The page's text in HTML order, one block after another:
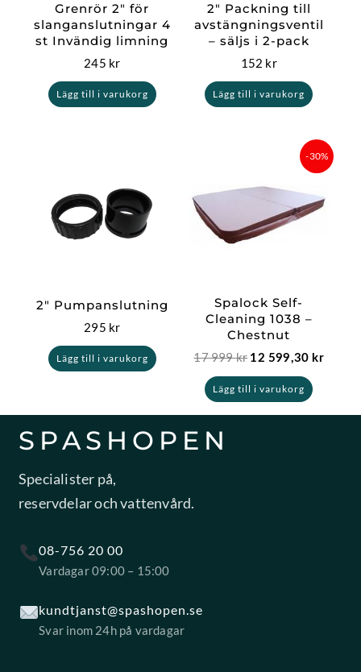
Grenrör 2″ för
slanganslutningar 4
st Invändig limning
245 kr
Lägg till i varukorg
2″ Packning till
avstängningsventil
– säljs i 2-pack
152 kr
Lägg till i varukorg
2″ Pumpanslutning
295 kr
Lägg till i varukorg
-30%
Spalock Self-
Cleaning 1038 –
Chestnut
17 999kr
ursprungliga
var:
999 kr.
12 599,30 kr
Det
är:
12
Lägg till i varukorg
SPASHOPEN
Specialister på,
reservdelar och vattenvård.
08-756 20 00
Vardagar 09:00 – 15:00
kundtjanst@spashopen.se
Svar inom 24h på vardagar